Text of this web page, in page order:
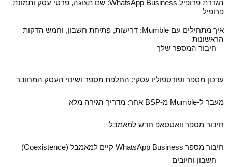
הגדרת פרופיל WhatsApp Business: שם תצוגה, פרטי עסק ותמונת
פרופיל
איך מתחילים עם Mumble: דרישות, פתיחת חשבון, וחמש הדקות
הראשונות
חיבור המספר שלך
עדכון מספר ופורטפוליו עסקי: החלפת מספר ושינוי העסק המחובר
מעבר ל‑Mumble מ‑BSP אחר: מדריך הגירה מלא
חיבור מספר וואטסאפ חדש למאמבל
חיבור מספר WhatsApp Business קיים למאמבל (Coexistence)
חשבון וחיובים